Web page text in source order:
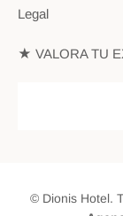
Legal
★ VALORA TU
© Dionis Hotel.